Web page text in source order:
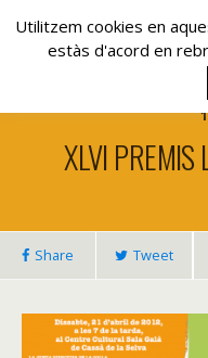
XLVI PREMIS
Share Tweet
Utilitzem cookies en
estàs d'acord en